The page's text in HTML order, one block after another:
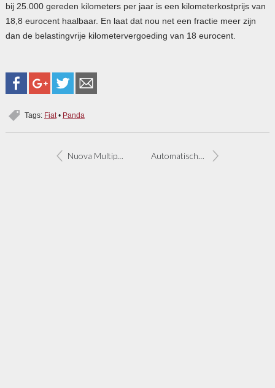
bij 25.000 gereden kilometers per jaar is een kilometerkostprijs van
18,8 eurocent haalbaar. En laat dat nou net een fractie meer zijn
dan de belastingvrije kilometervergoeding van 18 eurocent.
Tags: Fiat• Panda
Nuova Multipla: meer gemak, minder karakter Automatische Panda